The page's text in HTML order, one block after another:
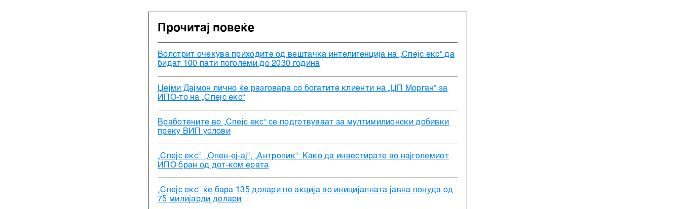
Прочитај повеќе
Волстрит очекува приходите од вештачка интелигенција на „Спејс екс“ да
бидат 100 пати поголеми до 2030 година
Џејми Дајмон лично ќе разговара со богатите клиенти на „ЏП Морган“ за
ИПО-то на „Спејс екс“
Вработените во „Спејс екс“ се подготвуваат за мултимилионски добивки
преку ВИП услови
„Спејс екс“, „Опен-еј-ај“, „Антропик“: Како да инвестирате во најголемиот
ИПО бран од дот-ком ерата
„Спејс екс“ ќе бара 135 долари по акција во иницијалната јавна понуда од
75 милијарди долари